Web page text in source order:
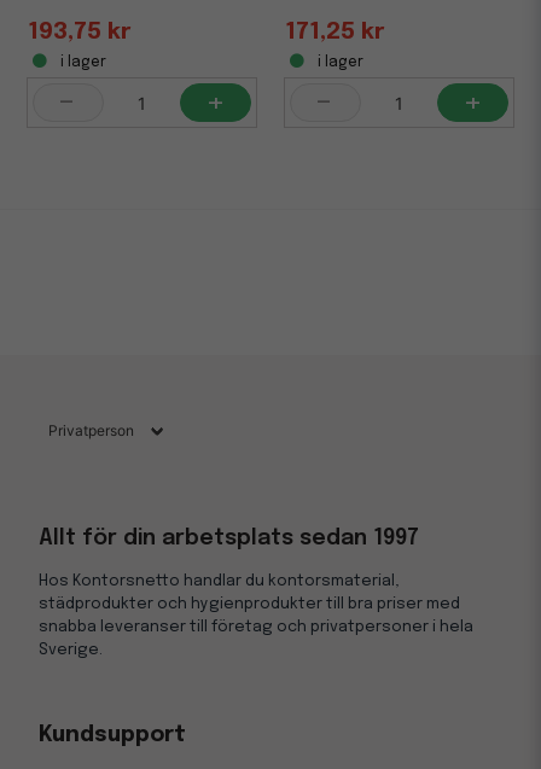
193,75 kr
i lager
- +
171,25 kr
i lager
- +
Allt för din arbetsplats sedan 1997
Hos Kontorsnetto handlar du kontorsmaterial,
städprodukter och hygienprodukter till bra priser med
snabba leveranser till företag och privatpersoner i hela
Sverige.
Kundsupport